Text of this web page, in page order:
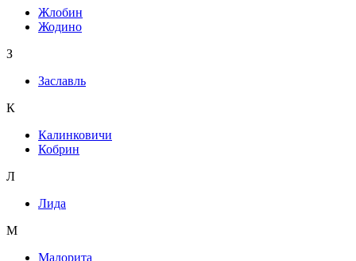
Жлобин
Жодино
З
Заславль
К
Калинковичи
Кобрин
Л
Лида
М
Малорита